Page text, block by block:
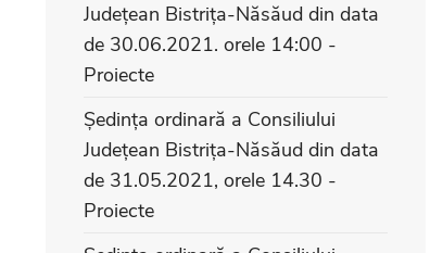
Județean Bistrița-Năsăud din data
de 30.06.2021. orele 14:00 -
Proiecte
Ședința ordinară a Consiliului
Județean Bistrița-Năsăud din data
de 31.05.2021, orele 14.30 -
Proiecte